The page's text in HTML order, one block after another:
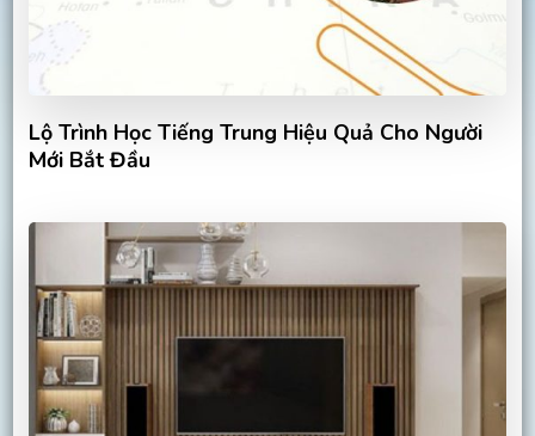
Lộ Trình Học Tiếng Trung Hiệu Quả Cho Người
Mới Bắt Đầu